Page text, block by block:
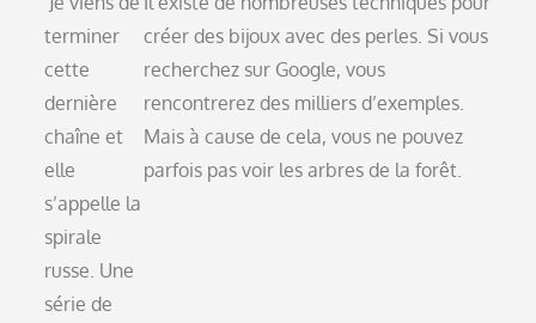
terminer
cette
dernière
chaîne et
elle
s’appelle la
spirale
russe. Une
série de
créer des bijoux avec des perles. Si vous
recherchez sur Google, vous
rencontrerez des milliers d’exemples.
Mais à cause de cela, vous ne pouvez
parfois pas voir les arbres de la forêt.